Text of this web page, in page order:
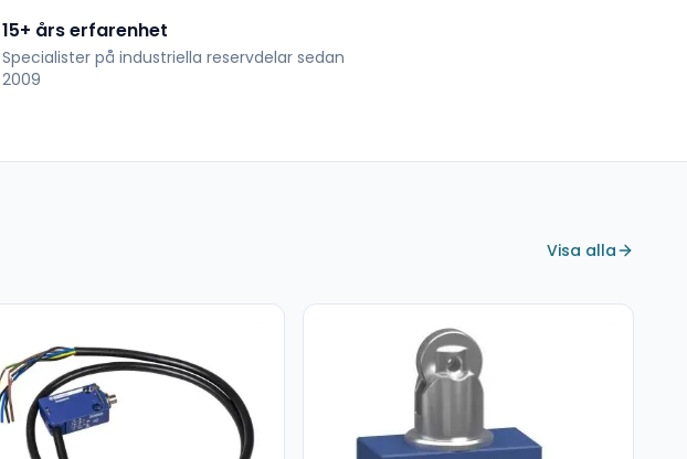
15+ års erfarenhet
Specialister på industriella reservdelar sedan
2009
Visa alla